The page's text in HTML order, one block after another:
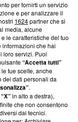
su Blasting
ci impegniamo a
aderenza a
News non è
di farne
una verifica di
per fornirti un servizio
e per analizzare il
1624partner che si
media, alcune
le caratteristiche del tuo
che hai
loro servizi. Puoi
“Accetta tutti”
tue scelte, anche
dei dati personali da
.
“X”in alto a destra),
che non consentono
dai tecnici.